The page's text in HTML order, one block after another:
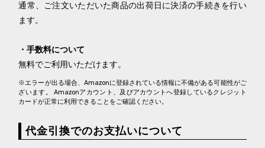
通常、ご注文いただいた商品の出荷日に決済の手続きを行い
ます。
・手数料について
無料でご利用いただけます。
※エラーが出る場合、Amazonに登録されている情報に不備がある可能性がご
ざいます。 Amazonアカウント、及びアカウントへ登録しているクレジット
カードが正常に利用できることをご確認ください。
代金引換でのお支払いについて